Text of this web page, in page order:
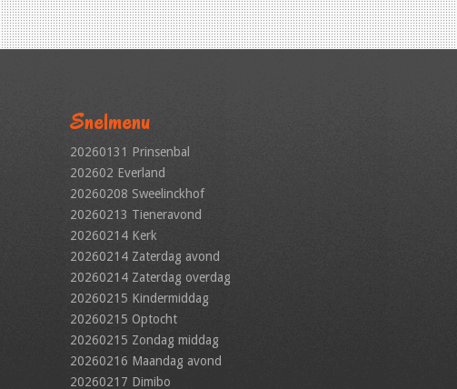
Snelmenu
20260131 Prinsenbal
202602 Everland
20260208 Sweelinckhof
20260213 Tieneravond
20260214 Kerk
20260214 Zaterdag avond
20260214 Zaterdag overdag
20260215 Kindermiddag
20260215 Optocht
20260215 Zondag middag
20260216 Maandag avond
20260217 Dimibo